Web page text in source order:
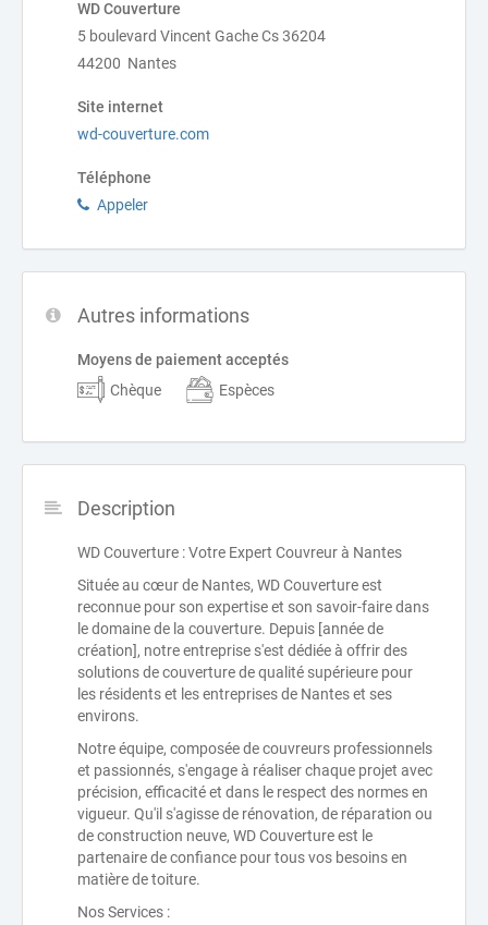
WD Couverture
5 boulevard Vincent Gache Cs 36204
44200 Nantes
Site internet
wd-couverture.com
Téléphone
Appeler
Autres informations
Moyens de paiement acceptés
Chèque
Espèces
Description
WD Couverture : Votre Expert Couvreur à Nantes
Située au cœur de Nantes, WD Couverture est
reconnue pour son expertise et son savoir-faire dans
le domaine de la couverture. Depuis [année de
création], notre entreprise s'est dédiée à offrir des
solutions de couverture de qualité supérieure pour
les résidents et les entreprises de Nantes et ses
environs.
Notre équipe, composée de couvreurs professionnels
et passionnés, s'engage à réaliser chaque projet avec
précision, efficacité et dans le respect des normes en
vigueur. Qu'il s'agisse de rénovation, de réparation ou
de construction neuve, WD Couverture est le
partenaire de confiance pour tous vos besoins en
matière de toiture.
Nos Services :